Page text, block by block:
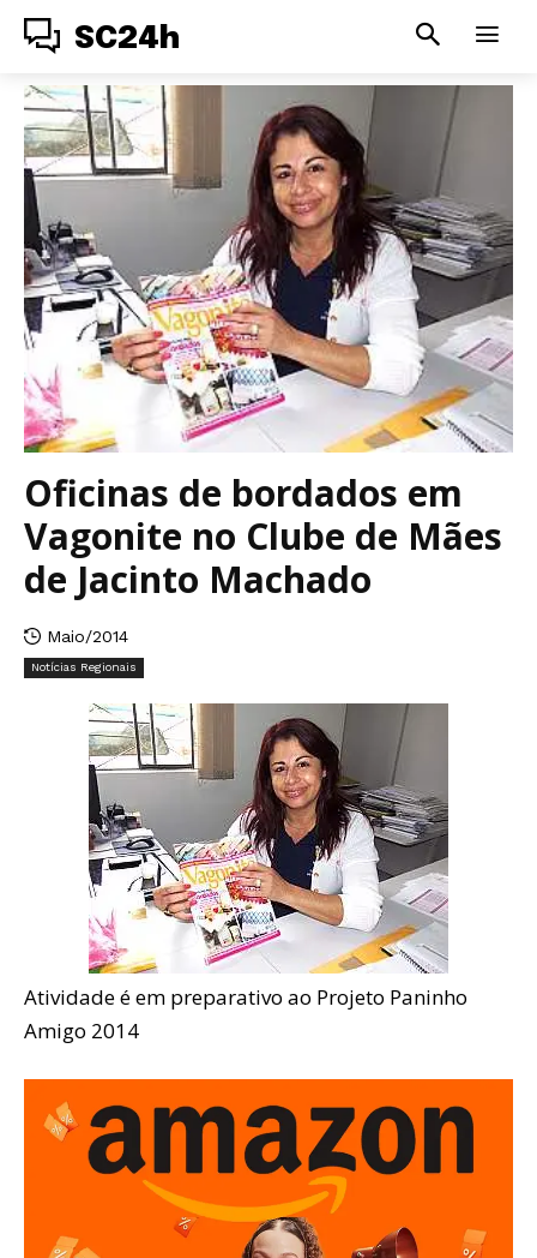
SC24h
Oficinas de bordados em
Vagonite no Clube de Mães
de Jacinto Machado
Maio/2014
Notícias Regionais
Atividade é em preparativo ao Projeto Paninho
Amigo 2014